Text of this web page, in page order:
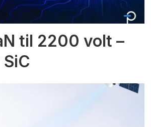
til 2200 volt –